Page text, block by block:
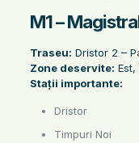
M1 –
Traseu: Dristor 2 –
Zone deservite:
Stații importante:
Dristor
Timpuri Noi